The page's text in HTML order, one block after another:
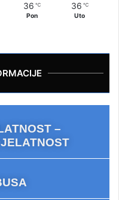
36 ℃
Pon
36 ℃
Uto
–